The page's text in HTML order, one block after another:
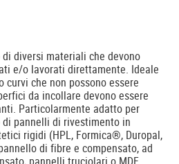
diversi materiali che devono
e/o lavorati direttamente. Ideale
che non possono essere
da incollare devono essere
Particolarmente adatto per
pannelli di rivestimento in
rigidi (HPL, Formica®, Duropal,
di fibre e compensato, ad